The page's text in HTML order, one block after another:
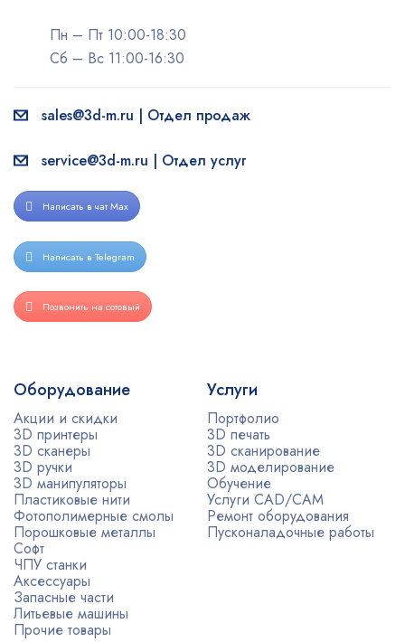
Пн – Пт 10:00-18:30
Сб – Вс 11:00-16:30
sales@3d-m.ru | Отдел продаж
service@3d-m.ru | Отдел услуг
Написать в чат Max
Написать в Telegram
Позвонить на сотовый
Оборудование
Акции и скидки
3D принтеры
3D сканеры
3D ручки
3D манипуляторы
Пластиковые нити
Фотополимерные смолы
Порошковые металлы
Софт
ЧПУ станки
Аксессуары
Запасные части
Литьевые машины
Прочие товары
Услуги
Портфолио
3D печать
3D сканирование
3D моделирование
Обучение
Услуги CAD/CAM
Ремонт оборудования
Пусконаладочные работы